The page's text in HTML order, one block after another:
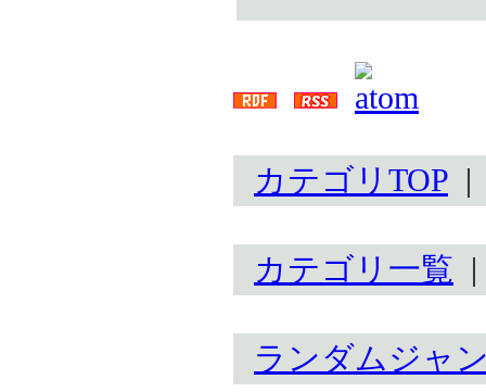
カテゴリTOP
カテゴリ一覧
ランダムジャ